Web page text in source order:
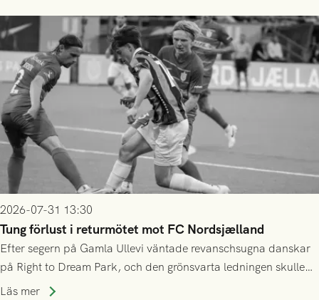
2026-07-31 13:30
Tung förlust i returmötet mot FC Nordsjælland
Efter segern på Gamla Ullevi väntade revanschsugna danskar
på Right to Dream Park, och den grönsvarta ledningen skulle
upphöra efter mindre än kvarten spelad. På lika mark visade
Läs mer